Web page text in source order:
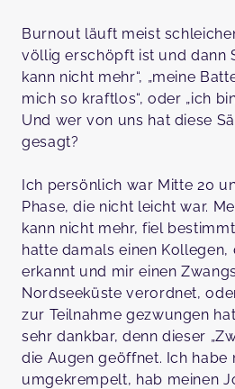
Burnout läuft meist
völlig erschöpft ist und dann
kann nicht mehr“, „meine
mich so kraftlos“, oder „ich
Und wer von uns hat diese
gesagt?
Ich persönlich war Mitte 20
Phase, die nicht leicht war.
kann nicht mehr, fiel
hatte damals einen Kollegen,
erkannt und mir einen
Nordseeküste verordnet,
zur Teilnahme gezwungen
sehr dankbar, denn dieser
die Augen geöffnet. Ich habe
umgekrempelt, hab meinen